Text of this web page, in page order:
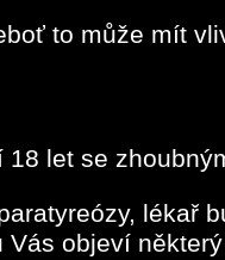
to může mít
let se
lékař
objeví